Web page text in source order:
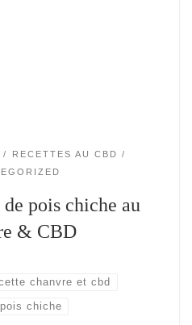
RECETTES AU CBD
pois chiche au
& CBD
chanvre et cbd
chiche